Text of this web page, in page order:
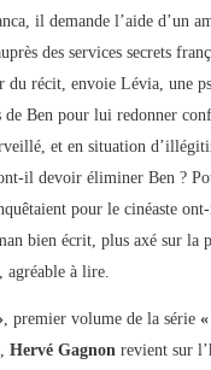
il demande l’aide d’un
des services secrets
du récit, envoie Lévia, une
de Ben pour lui redonner
et en situation
il devoir éliminer Ben ?
pour le cinéaste
bien écrit, plus axé sur la
agréable à lire.
, premier volume de la série
Hervé Gagnon revient sur